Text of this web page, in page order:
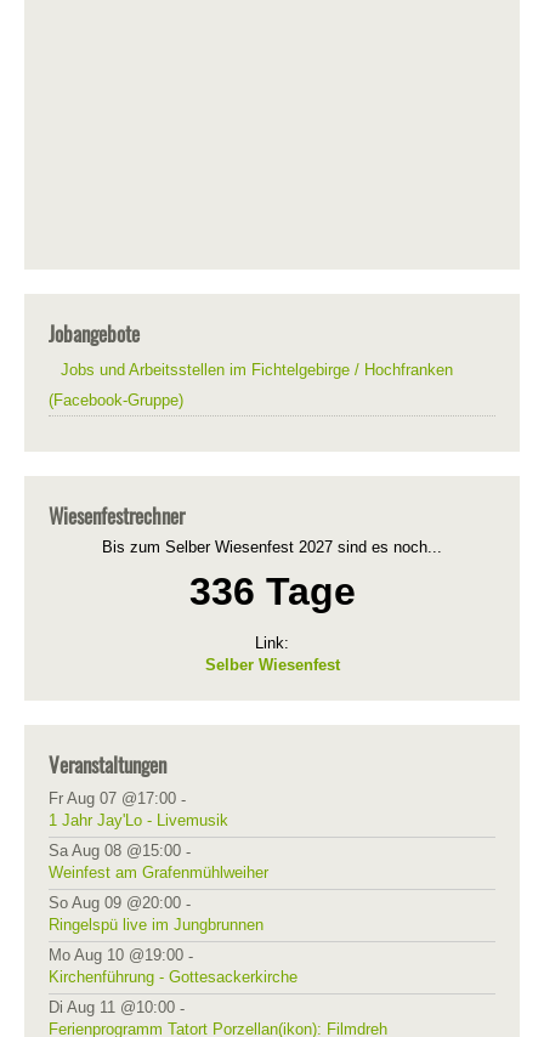
Jobangebote
Jobs und Arbeitsstellen im Fichtelgebirge / Hochfranken
(Facebook-Gruppe)
Wiesenfestrechner
Bis zum Selber Wiesenfest 2027 sind es noch...
336 Tage
Link:
Selber Wiesenfest
Veranstaltungen
Fr Aug 07 @17:00 -
1 Jahr Jay'Lo - Livemusik
Sa Aug 08 @15:00 -
Weinfest am Grafenmühlweiher
So Aug 09 @20:00 -
Ringelspü live im Jungbrunnen
Mo Aug 10 @19:00 -
Kirchenführung - Gottesackerkirche
Di Aug 11 @10:00 -
Ferienprogramm Tatort Porzellan(ikon): Filmdreh